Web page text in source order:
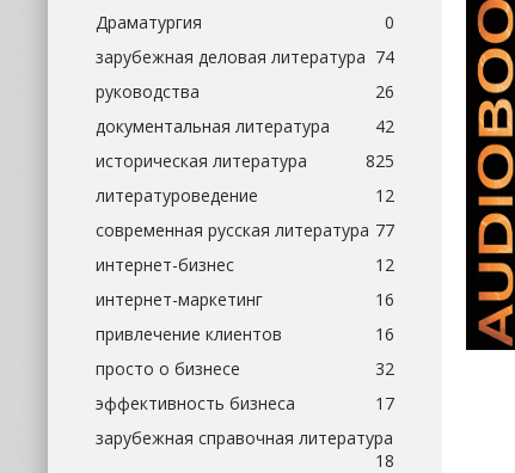
Драматургия
0
зарубежная деловая литература 74
руководства
26
документальная литература
42
историческая литература
825
литературоведение
12
современная русская литература 77
интернет-бизнес
12
интернет-маркетинг
16
привлечение клиентов
16
просто о бизнесе
32
эффективность бизнеса
17
зарубежная справочная литература
18